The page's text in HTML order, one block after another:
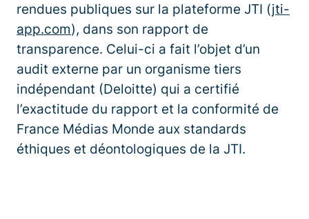
rendues publiques sur la plateforme JTI (jti-
app.com), dans son rapport de
transparence. Celui-ci a fait l’objet d’un
audit externe par un organisme tiers
indépendant (Deloitte) qui a certifié
l’exactitude du rapport et la conformité de
France Médias Monde aux standards
éthiques et déontologiques de la JTI.